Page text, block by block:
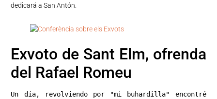
dedicará a San Antón.
Exvoto de Sant Elm, ofrenda
del Rafael Romeu
Un día, revolviendo por "mi buhardilla" encontré